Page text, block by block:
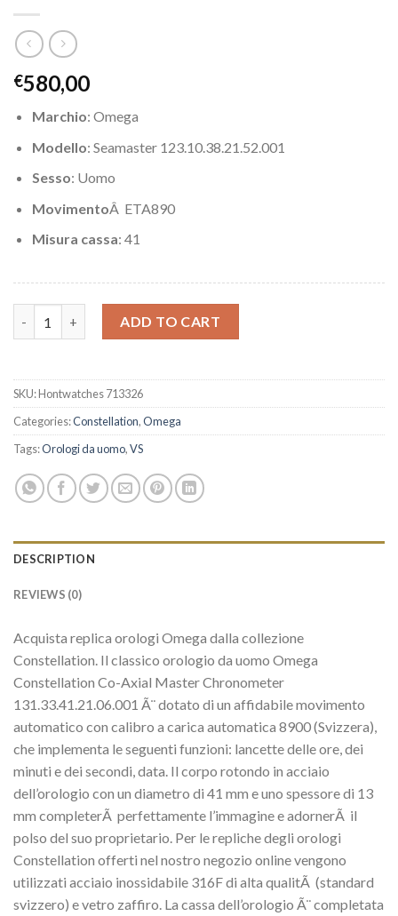
€580,00
Marchio: Omega
Modello: Seamaster 123.10.38.21.52.001
Sesso: Uomo
MovimentoÂ ETA890
Misura cassa: 41
ADD TO CART
SKU:Hontwatches 713326
Categories:Constellation,Omega
Tags:Orologi da uomo,VS
DESCRIPTION
REVIEWS (0)
Acquista replica orologi Omega dalla collezione
Constellation. Il classico orologio da uomo Omega
Constellation Co-Axial Master Chronometer
131.33.41.21.06.001 Ã¨ dotato di un affidabile movimento
automatico con calibro a carica automatica 8900 (Svizzera),
che implementa le seguenti funzioni: lancette delle ore, dei
minuti e dei secondi, data. Il corpo rotondo in acciaio
dell’orologio con un diametro di 41 mm e uno spessore di 13
mm completerÃ perfettamente l’immagine e adornerÃ il
polso del suo proprietario. Per le repliche degli orologi
Constellation offerti nel nostro negozio online vengono
utilizzati acciaio inossidabile 316F di alta qualitÃ (standard
svizzero) e vetro zaffiro. La cassa dell’orologio Ã¨ completata